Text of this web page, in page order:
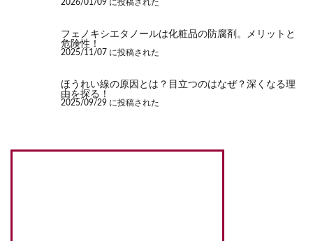
2026/01/09 に投稿された
フェノキシエタノールは化粧品の防腐剤。メリットと
危険性！
2025/11/07 に投稿された
ほうれい線の原因とは？目立つのはなぜ？深くなる理
由を探る！
2025/09/29 に投稿された